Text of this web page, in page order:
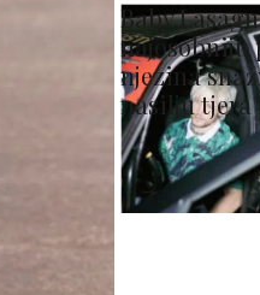
Baby
najosobniju
njezina
nasilju tjera